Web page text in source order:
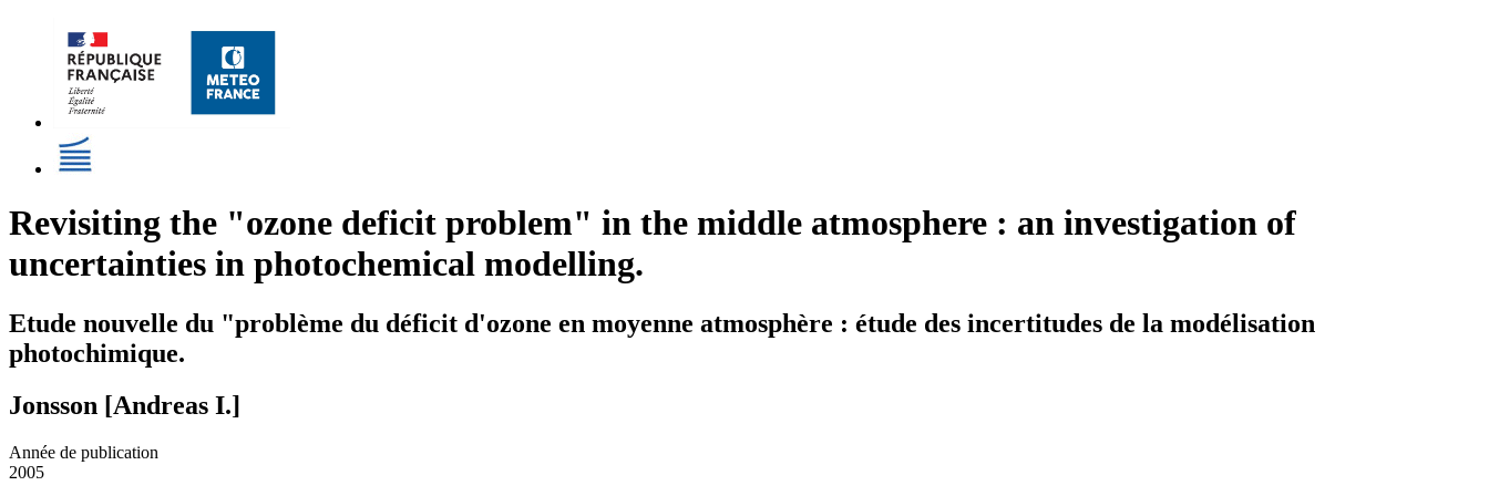
Revisiting the "ozone deficit problem" in the middle atmosphere : an investigation of
uncertainties in photochemical modelling.
Etude nouvelle du "problème du déficit d'ozone en moyenne atmosphère : étude des incertitudes de la modélisation
photochimique.
Jonsson [Andreas I.]
Année de publication
2005